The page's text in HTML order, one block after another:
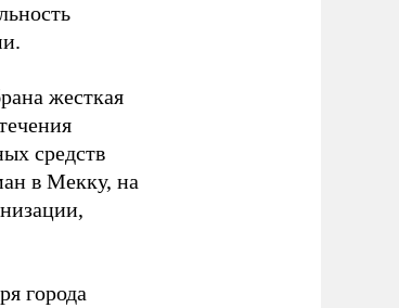
жесткая
средств
в Мекку, на
города